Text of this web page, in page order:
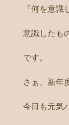
『何を意
意識したも
です。
さぁ、新年
今日も元気